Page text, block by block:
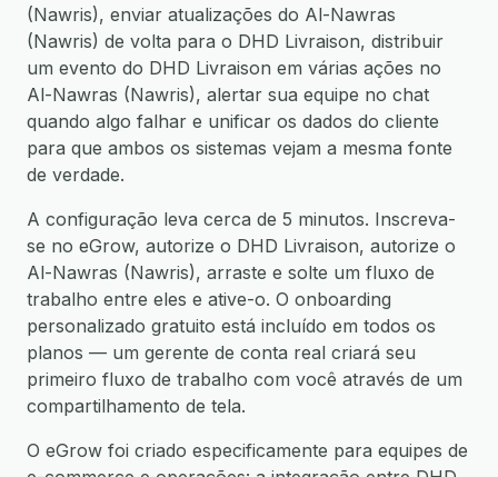
(Nawris), enviar atualizações do Al-Nawras
(Nawris) de volta para o DHD Livraison, distribuir
um evento do DHD Livraison em várias ações no
Al-Nawras (Nawris), alertar sua equipe no chat
quando algo falhar e unificar os dados do cliente
para que ambos os sistemas vejam a mesma fonte
de verdade.
A configuração leva cerca de 5 minutos. Inscreva-
se no eGrow, autorize o DHD Livraison, autorize o
Al-Nawras (Nawris), arraste e solte um fluxo de
trabalho entre eles e ative-o. O onboarding
personalizado gratuito está incluído em todos os
planos — um gerente de conta real criará seu
primeiro fluxo de trabalho com você através de um
compartilhamento de tela.
O eGrow foi criado especificamente para equipes de